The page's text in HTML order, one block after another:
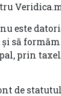
este
să
prin
de